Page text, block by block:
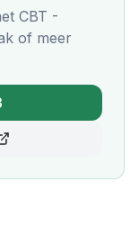
CBT -
of meer